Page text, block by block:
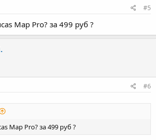
#5
Map Pro? за 499 руб ?
#6
Map Pro? за 499 руб ?